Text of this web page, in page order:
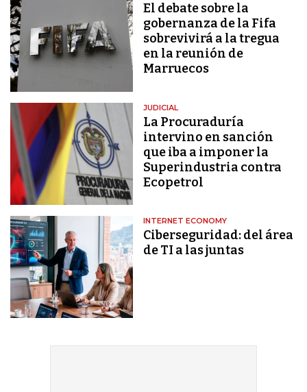
El debate sobre la
gobernanza de la Fifa
sobrevivirá a la tregua
en la reunión de
Marruecos
JUDICIAL
La Procuraduría
intervino en sanción
que iba a imponer la
Superindustria contra
Ecopetrol
INTERNET ECONOMY
Ciberseguridad: del área
de TI a las juntas